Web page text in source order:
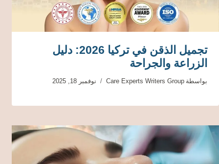
تجميل الذقن في تركيا 2026: دليل
الزراعة والجراحة
بواسطة Care Experts Writers Group نوفمبر 18, 2025